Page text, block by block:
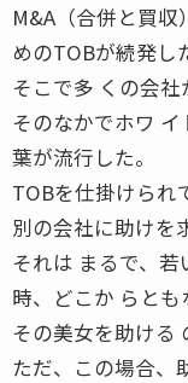
M&A（合併と買収
めのTOBが続発し
そこで多 くの会社
そのなかでホワ
葉が流行した。
TOBを仕掛けられ
別の会社に助けを
それは まるで、
時、どこか らと
その美女を助ける
ただ、この場合、